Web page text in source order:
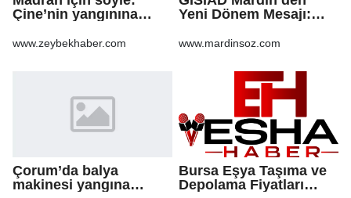
Çine’nin yangınına
www.zeybekhaber.com
Yeni Dönem Mesajı:
Daha Çok Üretim
www.mardinsoz.com
Çorum’da balya
makinesi yangına
Bursa Eşya Taşıma ve
Depolama Fiyatları